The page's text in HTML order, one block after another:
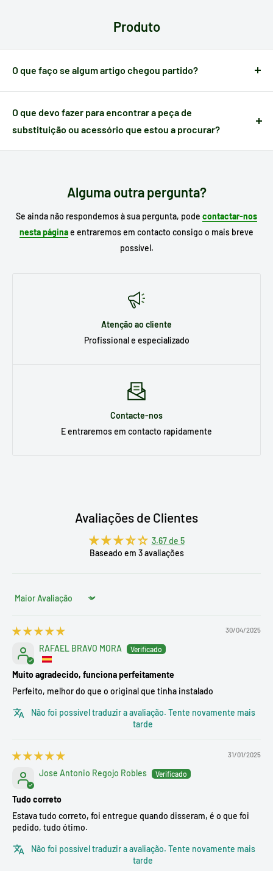
verificar o seu método de pagamento antes de efetuar a sua
Produto
O que faço se algum artigo chegou partido?
Quando um artigo apresenta algum defeito causado no
transporte,
dispõe de 24 horas a partir do momento da
receção
para nos notificar e poder gerir a ocorrência.
O que devo fazer para encontrar a peça de
substituição ou acessório que estou a procurar?
Escreva no motor de busca do nosso site omodelo do seu
Alguma outra pergunta?
Se ainda não respondemos à sua pergunta, pode contactar-nos
nesta páginae entraremos em contacto consigo o mais breve
possível.
Atenção ao cliente
Profissional e especializado
Contacte-nos
E entraremos em contacto rapidamente
Avaliações de Clientes
3.67 de 5
Baseado em 3 avaliações
Sort by
30/04/2025
RAFAEL BRAVO MORA
Muito agradecido, funciona perfeitamente
Perfeito, melhor do que o original que tinha instalado
Não foi possível traduzir a avaliação. Tente novamente mais
tarde
31/01/2025
Jose Antonio Regojo Robles
Tudo correto
Estava tudo correto, foi entregue quando disseram, é o que foi
pedido, tudo ótimo.
Não foi possível traduzir a avaliação. Tente novamente mais
tarde